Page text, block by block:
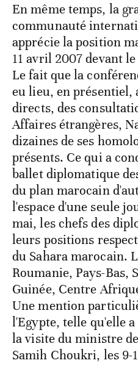
En même temps, la
communauté
apprécie la position
11 avril 2007 devant
Le fait que la
eu lieu, en présentiel,
directs, des
Affaires étrangères,
dizaines de ses
présents. Ce qui a
ballet diplomatique
du plan marocain
l'espace d'une seule
mai, les chefs des
leurs positions
du Sahara marocain.
Roumanie, Pays-Bas,
Guinée, Centre
Une mention
l'Egypte, telle qu'elle
la visite du ministre
Samih Choukri, les 9-